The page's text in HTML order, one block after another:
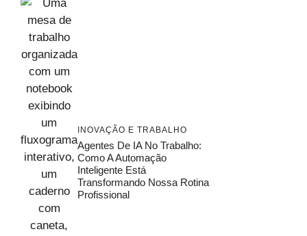
INOVAÇÃO E TRABALHO
Agentes De IA No Trabalho:
Como A Automação
Inteligente Está
Transformando Nossa Rotina
Profissional